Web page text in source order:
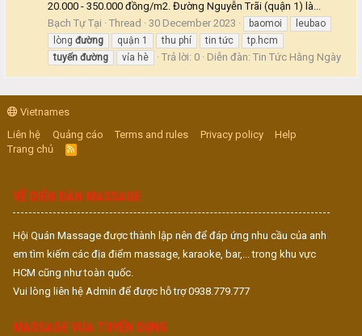
20.000 - 350.000 đồng/m2. Đường Nguyễn Trãi (quận 1) là...
Bạch Tự Tại
Thread 30 December 2023 baomoi
leubao
lòng đường quận 1 thu phí tin tức
tp.hcm
tuyến đường vỉa hè Trả lời: 0 Diễn đàn: Tin Tức Hằng Ngày
Vietnames
Liên hệ
Quảng cáo Terms and rules Privacy policy
Help
Trang chủ
R
S
VỀ DIỄN ĐÀN MASSAGE
Hội Quán Massage được thành lập nên để đáp ứng nhu cầu của anh
em tìm kiếm các địa điểm massage, karaoke, bar,... trong khu vực
HCM cũng như toàn quốc.
Vui lòng liên hệ Admin để được hỗ trợ 0938.779.777
MASSAGE VUA TUYỂN DỤNG